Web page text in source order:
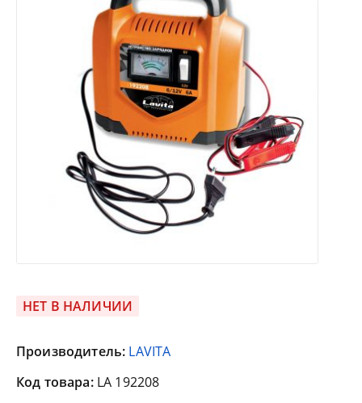
НЕТ В НАЛИЧИИ
Производитель: LAVITA
Код товара: LA 192208